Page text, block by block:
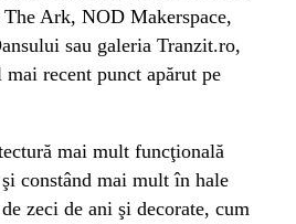
Ark, NOD Makerspace,
sau galeria Tranzit.ro,
recent punct apărut pe
mai mult funcţională
constând mai mult în hale
zeci de ani şi decorate, cum